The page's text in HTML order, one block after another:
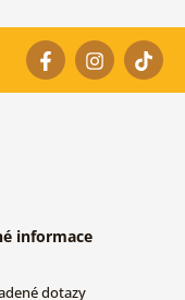
informace
dotazy